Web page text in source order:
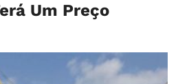
Um Preço